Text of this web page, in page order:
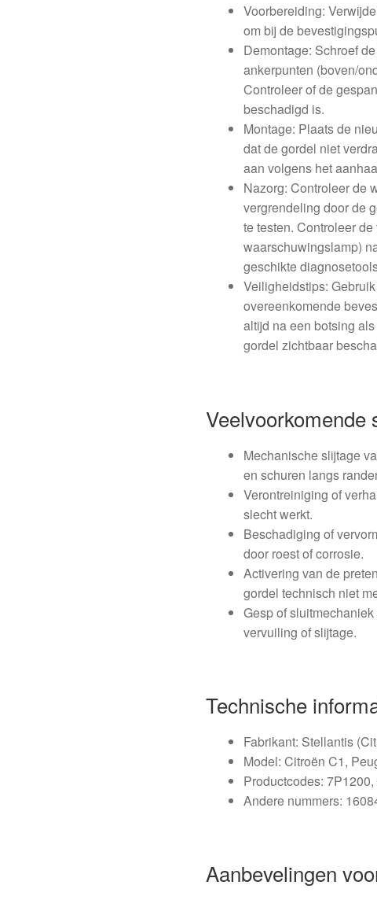
Voorbereiding:
om bij de
Demontage: Schroef
ankerpunten (boven/
Controleer of de
beschadigd is.
Montage: Plaats de
dat de gordel niet
aan volgens het
Nazorg: Controleer de
vergrendeling door de
te testen. Controleer
waarschuwingslamp)
geschikte
Veiligheidstips:
overeenkomende
altijd na een botsing
gordel zichtbaar
Veelvoorkomende
Mechanische slijtage
en schuren langs
Verontreiniging of
slecht werkt.
Beschadiging of
door roest of corrosie.
Activering van de
gordel technisch niet
Gesp of
vervuiling of slijtage.
Technische
Fabrikant: Stellantis
Model: Citroën C1,
Productcodes:
Andere nummers:
Aanbevelingen